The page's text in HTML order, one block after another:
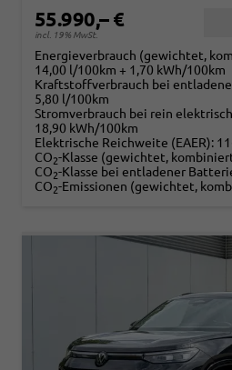
55.990,– €
incl. 19% MwSt.
Energieverbrauch (gewichtet,
14,00 l/100km + 1,70 kWh/100km
Kraftstoffverbrauch bei
5,80 l/100km
Stromverbrauch bei rein
18,90 kWh/100km
Elektrische Reichweite (EAER):
CO2-Klasse (gewichtet,
CO2-Klasse bei entladener
CO2-Emissionen (gewichtet,